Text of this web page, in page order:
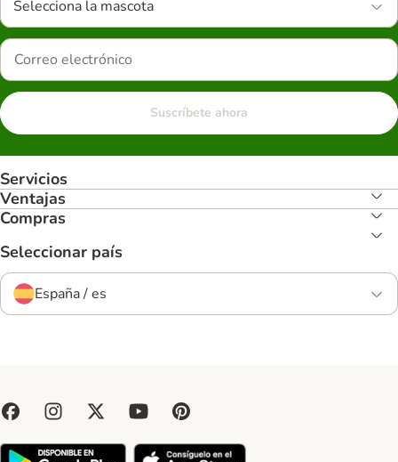
Selecciona la mascota
Suscríbete ahora
Servicios
Ventajas
Compras
Seleccionar país
España / es